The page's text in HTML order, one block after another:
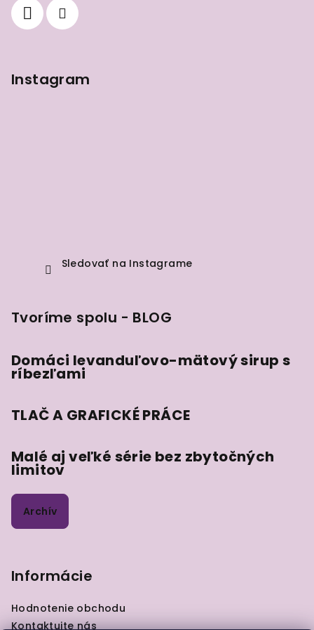
Instagram
Sledovať na Instagrame
Tvoríme spolu - BLOG
Domáci levanduľovo-mätový sirup s
ríbezľami
TLAČ A GRAFICKÉ PRÁCE
Malé aj veľké série bez zbytočných
limitov
Archív
Informácie
Hodnotenie obchodu
Kontaktujte nás